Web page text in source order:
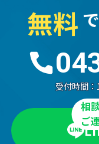
無料
受付時間：
相
ご